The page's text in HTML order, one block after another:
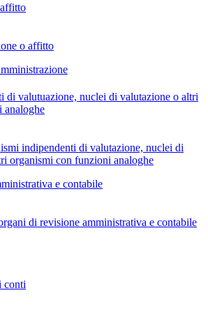
o affitto
di valutuazione, nuclei di valutazione o altri
analoghe
indipendenti di valutazione, nuclei di
organismi con funzioni analoghe
e contabile
di revisione amministrativa e contabile
conti